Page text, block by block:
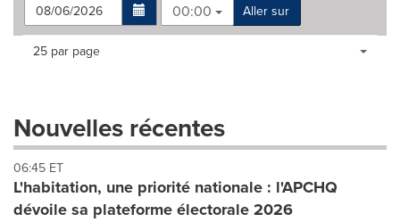
00:00
Aller sur
Making
dropdown
will
cause
content
on
Items per page:
25 par page
Nouvelles récentes
06:45 ET
L'habitation, une priorité nationale : l'APCHQ
dévoile sa plateforme électorale 2026